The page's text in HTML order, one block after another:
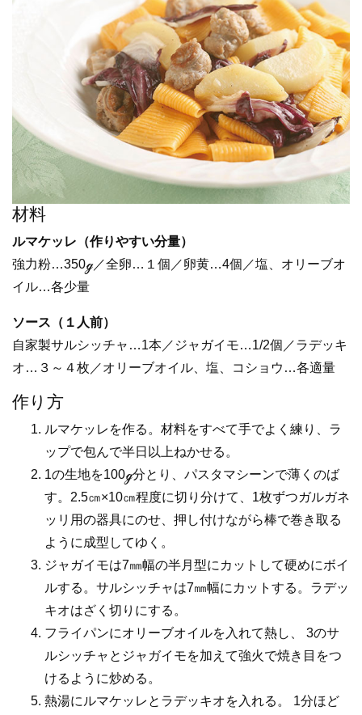
材料
ルマケッレ（作りやすい分量）
強力粉…350ℊ／全卵…１個／卵黄…4個／塩、オリーブオ
イル…各少量
ソース（１人前）
自家製サルシッチャ…1本／ジャガイモ…1/2個／ラデッキ
オ…３～４枚／オリーブオイル、塩、コショウ…各適量
作り方
ルマケッレを作る。材料をすべて手でよく練り、ラ
ップで包んで半日以上ねかせる。
1の生地を100ℊ分とり、パスタマシーンで薄くのば
す。2.5㎝×10㎝程度に切り分けて、1枚ずつガルガネ
ッリ用の器具にのせ、押し付けながら棒で巻き取る
ように成型してゆく。
ジャガイモは7㎜幅の半月型にカットして硬めにボイ
ルする。サルシッチャは7㎜幅にカットする。ラデッ
キオはざく切りにする。
フライパンにオリーブオイルを入れて熱し、 3のサ
ルシッチャとジャガイモを加えて強火で焼き目をつ
けるように炒める。
熱湯にルマケッレとラデッキオを入れる。 1分ほど